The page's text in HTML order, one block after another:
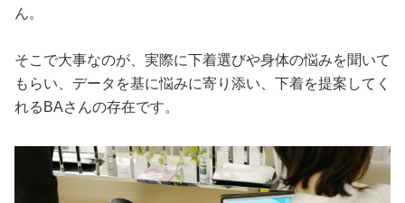
ん。
そこで大事なのが、実際に下着選びや身体の悩みを聞いて
もらい、データを基に悩みに寄り添い、下着を提案してく
れるBAさんの存在です。